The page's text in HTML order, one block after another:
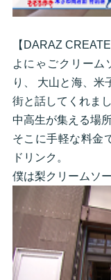
【DARAZ
よにゃごクリー
り、 大山と海、米
街と話してくれまし
中高生が集える場所
そこに手軽な料金
ドリンク。
僕は梨クリームソ